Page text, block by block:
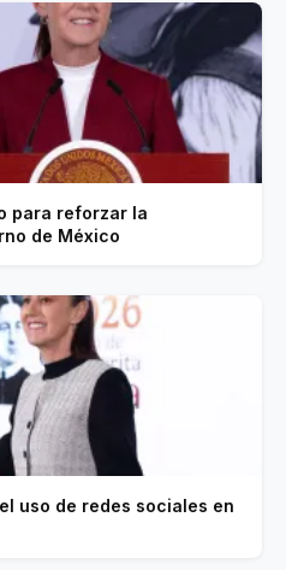
para reforzar la
de México
uso de redes sociales en